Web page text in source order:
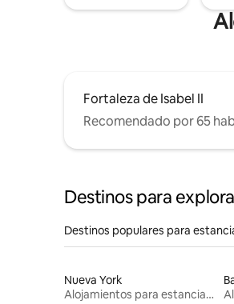
Fortaleza de Isabel II
Recomendado por 65
Destinos para
Destinos populares para
Nueva York
Alojamientos para estancias largas